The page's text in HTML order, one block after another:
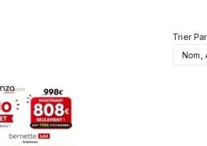
Trier
Nom,